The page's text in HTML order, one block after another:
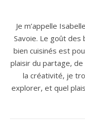
Je m’appelle
Savoie. Le goût
bien cuisinés est
plaisir du partage,
la créativité, je
explorer, et quel